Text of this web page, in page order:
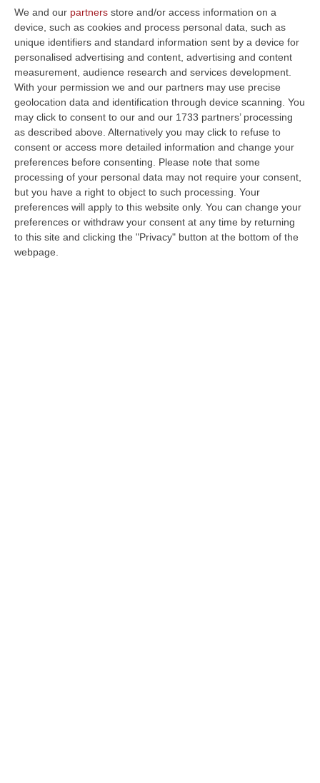
We and our partners store and/or access information on a
device, such as cookies and process personal data, such as
unique identifiers and standard information sent by a device for
personalised advertising and content, advertising and content
measurement, audience research and services development.
With your permission we and our partners may use precise
geolocation data and identification through device scanning. You
may click to consent to our and our 1733 partners’ processing
as described above. Alternatively you may click to refuse to
consent or access more detailed information and change your
preferences before consenting. Please note that some
processing of your personal data may not require your consent,
but you have a right to object to such processing. Your
preferences will apply to this website only. You can change your
preferences or withdraw your consent at any time by returning
to this site and clicking the "Privacy" button at the bottom of the
webpage.
Protesta sulla gru a Siderno: scende dopo
ore di trattative il 62enne di Brancaleone
L’uomo è sceso dopo aver dialogato per ore
con un negoziatore dei Carabinieri. Alla base
del gesto le vicende giudiziarie che lo hanno
coinvolto in p…
Pubblicato il: 06/03/26 – 12:55